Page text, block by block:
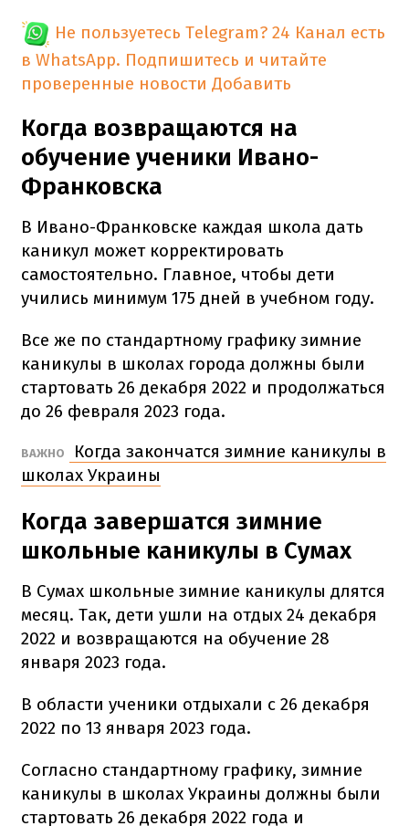
Не пользуетесь Telegram? 24 Канал есть
в WhatsApp. Подпишитесь и читайте
проверенные новости Добавить
Когда возвращаются на
обучение ученики Ивано-
Франковска
В Ивано-Франковске каждая школа дать
каникул может корректировать
самостоятельно. Главное, чтобы дети
учились минимум 175 дней в учебном году.
Все же по стандартному графику зимние
каникулы в школах города должны были
стартовать 26 декабря 2022 и продолжаться
до 26 февраля 2023 года.
ВАЖНО
Когда закончатся зимние каникулы в
школах Украины
Когда завершатся зимние
школьные каникулы в Сумах
В Сумах школьные зимние каникулы длятся
месяц. Так, дети ушли на отдых 24 декабря
2022 и возвращаются на обучение 28
января 2023 года.
В области ученики отдыхали с 26 декабря
2022 по 13 января 2023 года.
Согласно стандартному графику, зимние
каникулы в школах Украины должны были
стартовать 26 декабря 2022 года и